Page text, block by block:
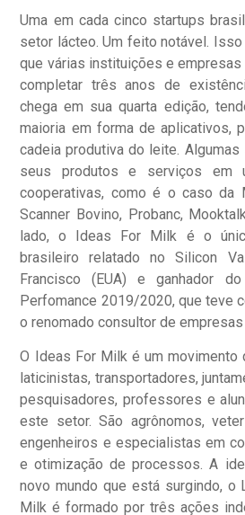
Uma em cada cinco startups
setor lácteo. Um feito notável.
que várias instituições e
completar três anos de
chega em sua quarta edição,
maioria em forma de aplicativos,
cadeia produtiva do leite.
seus produtos e serviços em
cooperativas, como é o caso da
Scanner Bovino, Probanc,
lado, o Ideas For Milk é o
brasileiro relatado no Silicon
Francisco (EUA) e ganhador
Perfomance 2019/2020, que teve
o renomado consultor de empresas
O Ideas For Milk é um movimento
laticinistas, transportadores,
pesquisadores, professores e
este setor. São agrônomos,
engenheiros e especialistas em
e otimização de processos. A
novo mundo que está surgindo, o
Milk é formado por três ações